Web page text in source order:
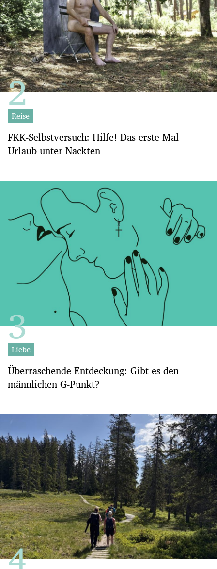
Reise
FKK-Selbstversuch: Hilfe! Das erste Mal
Urlaub unter Nackten
Liebe
Überraschende Entdeckung: Gibt es den
männlichen G-Punkt?